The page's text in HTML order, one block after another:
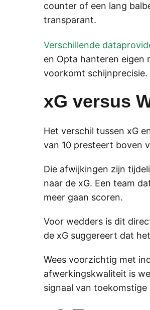
counter of een lang
transparant.
Verschillende
en Opta hanteren eigen
voorkomt schijnprecisie.
xG versus
Het verschil tussen xG
van 10 presteert boven
Die afwijkingen zijn
naar de xG. Een team
meer gaan scoren.
Voor wedders is dit
de xG suggereert dat
Wees voorzichtig met
afwerkingskwaliteit is
signaal van